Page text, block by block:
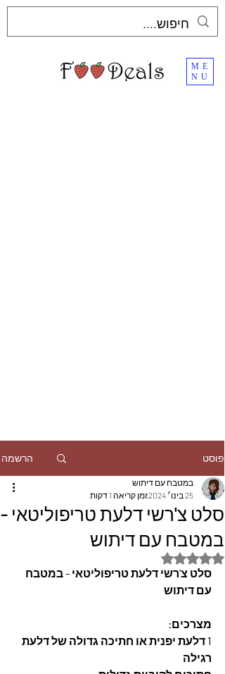
ME
NU
פוסט הרשמה
סלט צ'רשי דלעת טריפוליטאי -
במטבח עם דיתוש
במטבח עם דיתוש
25 בינו׳ 2024
זמן קריאה 1 דקות
דירוג של NaN מתוך 5 כוכבים
סלט צ'רשי דלעת טריפוליטאי - במטבח
עם דיתוש
מצרכים:
1 דלעת יפנית או חתיכה גדולה של דלעת
רגילה